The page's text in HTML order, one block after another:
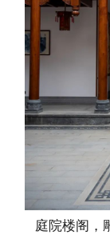
庭院楼阁，